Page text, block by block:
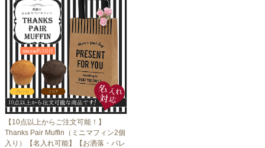
【10点以上からご注文可能！】
Thanks Pair Muffin（ミニマフィン2個
入り）【名入れ可能】【お洒落・バレ